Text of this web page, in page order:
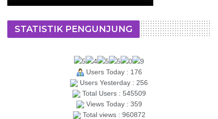
STATISTIK PENGUNJUNG
Users Today : 176
Users Yesterday : 256
Total Users : 545509
Views Today : 359
Total views : 960872